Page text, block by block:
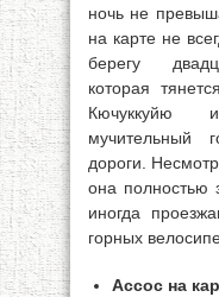
ночь не
на карте не
берегу
которая
Кючуккуйю
мучительный
дороги.
она полностью
иногда
горных
Ассос на